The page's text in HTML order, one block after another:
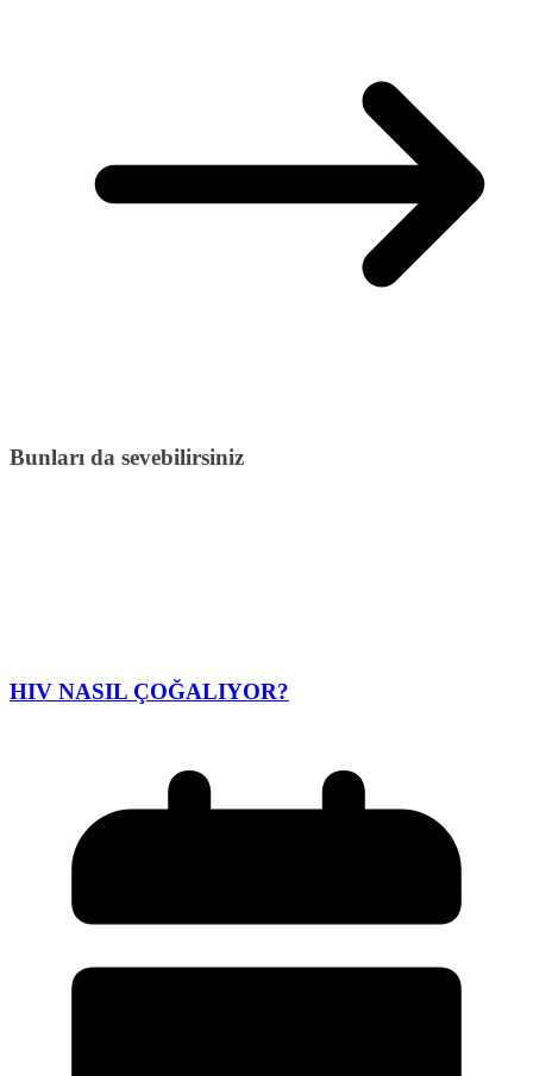
Bunları da sevebilirsiniz
HIV NASIL ÇOĞALIYOR?